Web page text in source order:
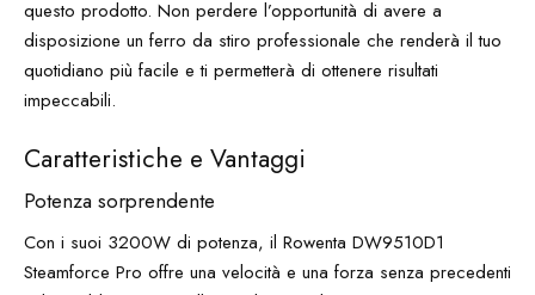
questo prodotto. Non perdere l’opportunità di avere a
disposizione un ferro da stiro professionale che renderà il tuo
quotidiano più facile e ti permetterà di ottenere risultati
impeccabili.
Caratteristiche e Vantaggi
Potenza sorprendente
Con i suoi 3200W di potenza, il Rowenta DW9510D1
Steamforce Pro offre una velocità e una forza senza precedenti